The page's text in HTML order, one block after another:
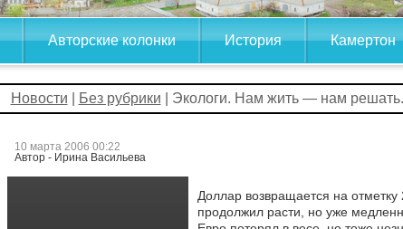
Авторские колонки История Камертон
Новости Без рубрики | Экологи. Нам жить — нам решать.
10 марта 2006 00:22
Автор - Ирина Васильева
Доллар возвращается на
продолжил расти, но уже